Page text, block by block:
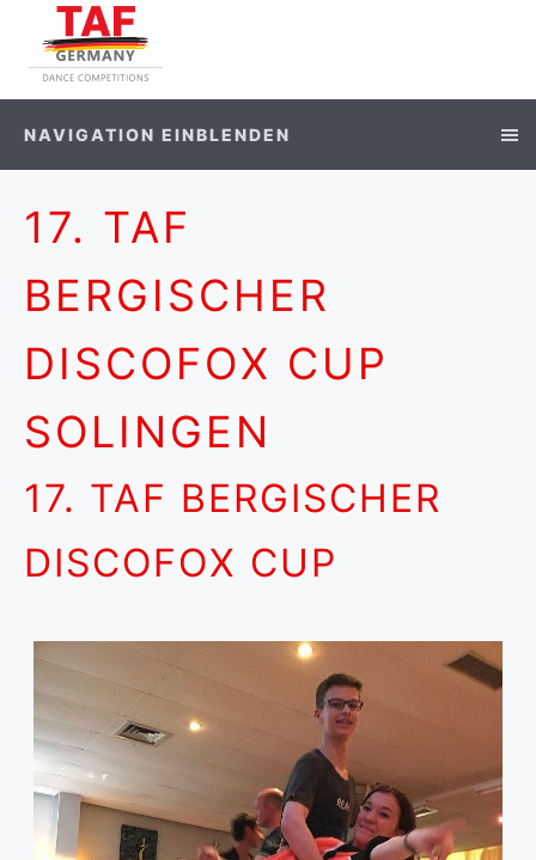
NAVIGATION EINBLENDEN
17. TAF
BERGISCHER
DISCOFOX CUP
SOLINGEN
17. TAF BERGISCHER
DISCOFOX CUP